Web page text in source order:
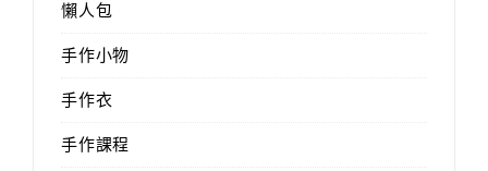
懶人包
手作小物
手作衣
手作課程